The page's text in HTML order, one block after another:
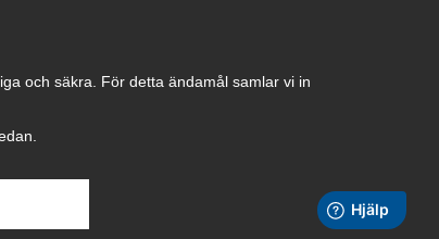
och säkra. För detta ändamål samlar vi in